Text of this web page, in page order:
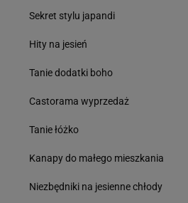
Sekret stylu japandi
Hity na jesień
Tanie dodatki boho
Castorama wyprzedaż
Tanie łóżko
Kanapy do małego mieszkania
Niezbędniki na jesienne chłody